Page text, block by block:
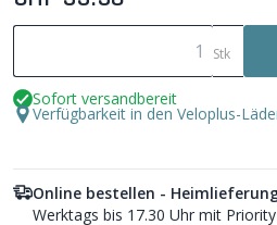
Stk
Sofort versandbereit
Verfügbarkeit in den Veloplus-
Online bestellen -
Werktags bis 17.30 Uhr mit